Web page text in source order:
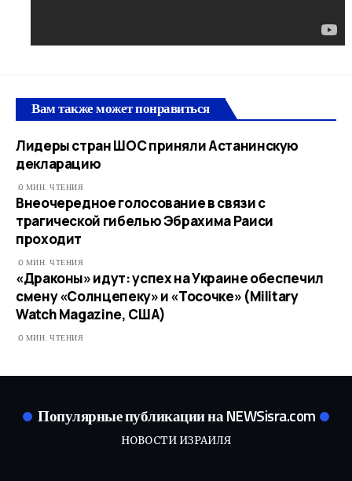
Вам также может понравиться
Лидеры стран ШОС приняли Астанинскую
декларацию
0 МИН. ЧТЕНИЯ
Внеочередное голосование в связи с
трагической гибелью Эбрахима Раиси
проходит
0 МИН. ЧТЕНИЯ
«Драконы» идут: успех на Украине обеспечил
смену «Солнцепеку» и «Тосочке» (Military
Watch Magazine, США)
0 МИН. ЧТЕНИЯ
Популярные публикации на NEWSisra.com
НОВОСТИ ИЗРАИЛЯ